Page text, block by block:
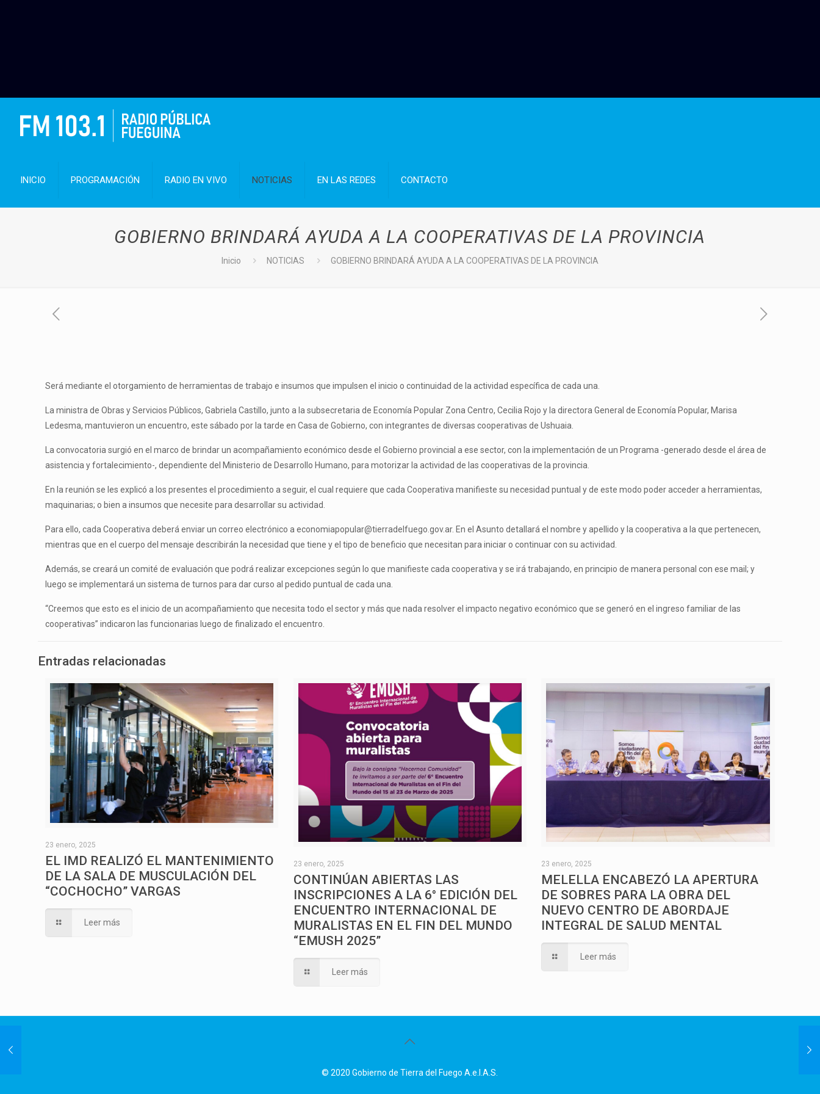
INICIO PROGRAMACIÓN RADIO EN VIVO NOTICIAS EN LAS REDES CONTACTO
GOBIERNO BRINDARÁ AYUDA A LA COOPERATIVAS DE LA PROVINCIA
Inicio NOTICIAS GOBIERNO BRINDARÁ AYUDA A LA COOPERATIVAS DE LA PROVINCIA
Será mediante el otorgamiento de herramientas de trabajo e insumos que impulsen el inicio o continuidad de la actividad específica de cada una.
La ministra de Obras y Servicios Públicos, Gabriela Castillo, junto a la subsecretaria de Economía Popular Zona Centro, Cecilia Rojo y la directora General de Economía Popular, Marisa
Ledesma, mantuvieron un encuentro, este sábado por la tarde en Casa de Gobierno, con integrantes de diversas cooperativas de Ushuaia.
La convocatoria surgió en el marco de brindar un acompañamiento económico desde el Gobierno provincial a ese sector, con la implementación de un Programa -generado desde el área de
asistencia y fortalecimiento-, dependiente del Ministerio de Desarrollo Humano, para motorizar la actividad de las cooperativas de la provincia.
En la reunión se les explicó a los presentes el procedimiento a seguir, el cual requiere que cada Cooperativa manifieste su necesidad puntual y de este modo poder acceder a herramientas,
maquinarias; o bien a insumos que necesite para desarrollar su actividad.
Para ello, cada Cooperativa deberá enviar un correo electrónico a economiapopular@tierradelfuego.gov.ar. En el Asunto detallará el nombre y apellido y la cooperativa a la que pertenecen,
mientras que en el cuerpo del mensaje describirán la necesidad que tiene y el tipo de beneficio que necesitan para iniciar o continuar con su actividad.
Además, se creará un comité de evaluación que podrá realizar excepciones según lo que manifieste cada cooperativa y se irá trabajando, en principio de manera personal con ese mail; y
luego se implementará un sistema de turnos para dar curso al pedido puntual de cada una.
“Creemos que esto es el inicio de un acompañamiento que necesita todo el sector y más que nada resolver el impacto negativo económico que se generó en el ingreso familiar de las
cooperativas” indicaron las funcionarias luego de finalizado el encuentro.
Entradas relacionadas
23 enero, 2025
EL IMD REALIZÓ EL MANTENIMIENTO
DE LA SALA DE MUSCULACIÓN DEL
“COCHOCHO” VARGAS
Leer más
23 enero, 2025
CONTINÚAN ABIERTAS LAS
INSCRIPCIONES A LA 6° EDICIÓN DEL
ENCUENTRO INTERNACIONAL DE
MURALISTAS EN EL FIN DEL MUNDO
“EMUSH 2025”
Leer más
23 enero, 2025
MELELLA ENCABEZÓ LA APERTURA
DE SOBRES PARA LA OBRA DEL
NUEVO CENTRO DE ABORDAJE
INTEGRAL DE SALUD MENTAL
Leer más
© 2020 Gobierno de Tierra del Fuego A.e.I.A.S.